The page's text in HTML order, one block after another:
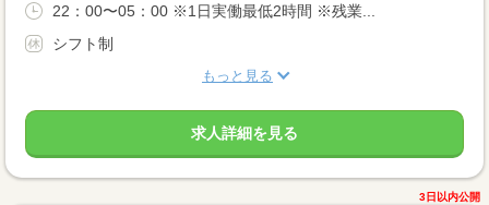
22：00〜05：00 ※1日実働最低2時間 ※残業...
シフト制
もっと見る
求人詳細を見る
3日以内公開